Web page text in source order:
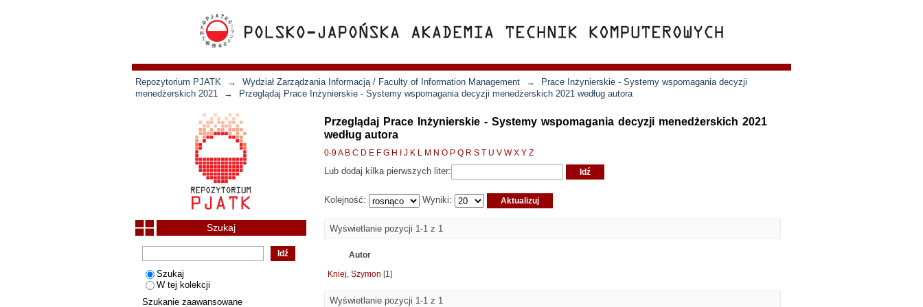
Repozytorium PJATK → Wydział Zarządzania Informacją / Faculty of Information Management →
Prace Inżynierskie - Systemy wspomagania decyzji
menedżerskich 2021
→ Przeglądaj Prace Inżynierskie - Systemy wspomagania decyzji menedżerskich 2021 według autora
Przeglądaj Prace Inżynierskie - Systemy wspomagania decyzji menedżerskich 2021
według autora
0-9A B C D E F G H J K L M N O P Q R S T U V W X Y Z
Lub dodaj kilka pierwszych liter:
Kolejność: Wyniki:
Wyświetlanie pozycji 1-1 z 1
Autor
Kniej, Szymon [1]
Wyświetlanie pozycji 1-1 z 1
Szukaj
Szukaj
W tej kolekcji
Szukanie zaawansowane